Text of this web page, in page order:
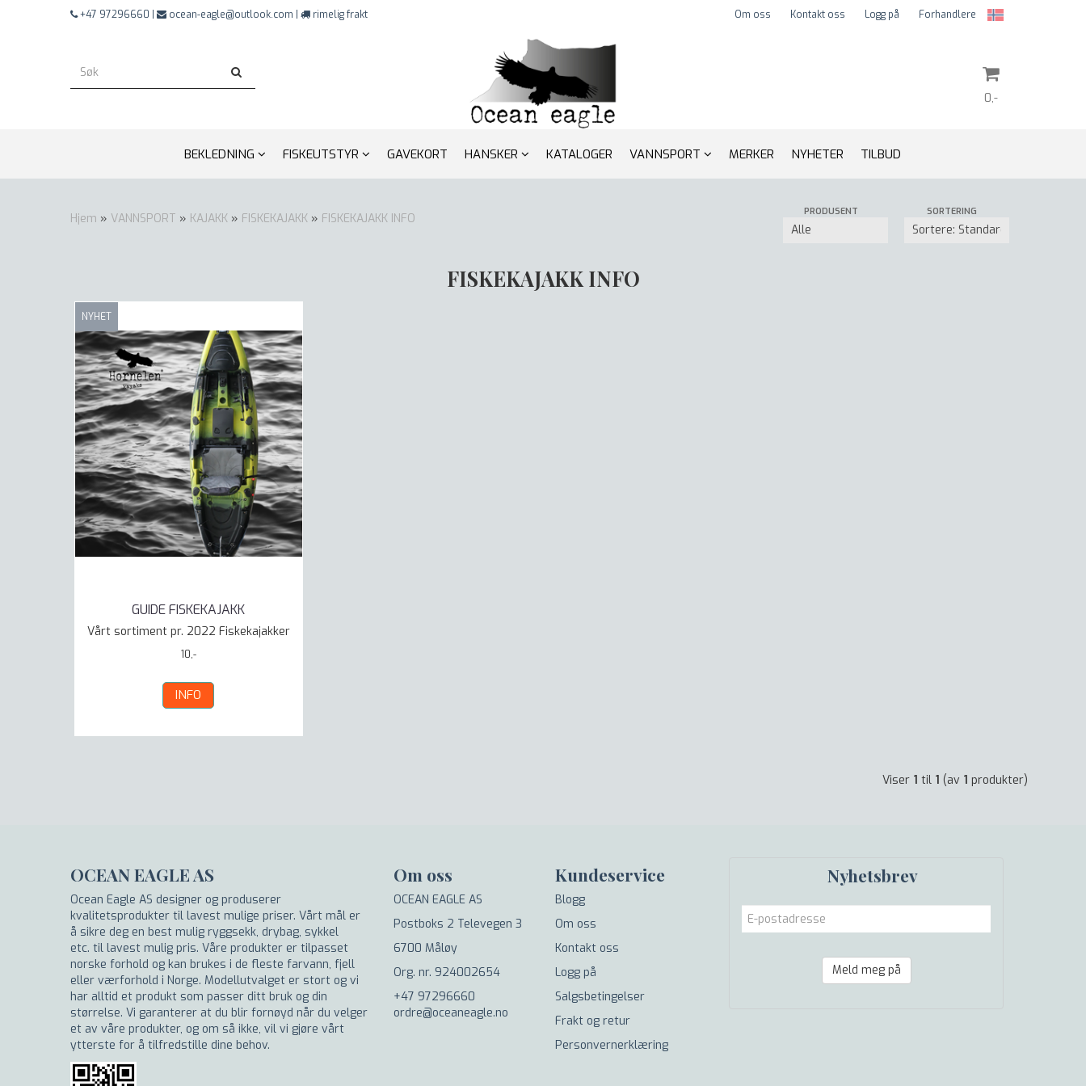
+47 97296660 | ocean-eagle@outlook.com | rimelig frakt Om oss Kontakt oss Logg på Forhandlere
0,-
BEKLEDNING FISKEUTSTYR GAVEKORT HANSKER KATALOGER VANNSPORT MERKER NYHETER TILBUD
Hjem » VANNSPORT » KAJAKK » FISKEKAJAKK » FISKEKAJAKK INFO PRODUSENT SORTERING
FISKEKAJAKK INFO
NYHET
GUIDE FISKEKAJAKK
Vårt sortiment pr. 2022 Fiskekajakker
10,-
INFO
Viser 1 til 1 (av 1 produkter)
OCEAN EAGLE AS
Ocean Eagle AS designer og produserer
kvalitetsprodukter til lavest mulige priser. Vårt mål er
å sikre deg en best mulig ryggsekk, drybag, sykkel
etc. til lavest mulig pris. Våre produkter er tilpasset
norske forhold og kan brukes i de fleste farvann, fjell
eller værforhold i Norge. Modellutvalget er stort og vi
har alltid et produkt som passer ditt bruk og din
størrelse. Vi garanterer at du blir fornøyd når du velger
et av våre produkter, og om så ikke, vil vi gjøre vårt
ytterste for å tilfredstille dine behov.
Om oss
OCEAN EAGLE AS
Postboks 2 Televegen 3
6700 Måløy
Org. nr. 924002654
+47 97296660
ordre@oceaneagle.no
Kundeservice
Blogg
Om oss
Kontakt oss
Logg på
Salgsbetingelser
Frakt og retur
Personvernerklæring
Nyhetsbrev
Meld meg på
Trykk ENTER for å søke